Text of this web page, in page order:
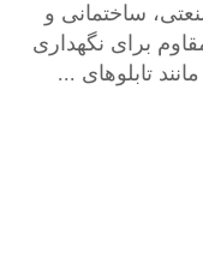
ساختمانی و
برای نگهداری
تابلوهای ...